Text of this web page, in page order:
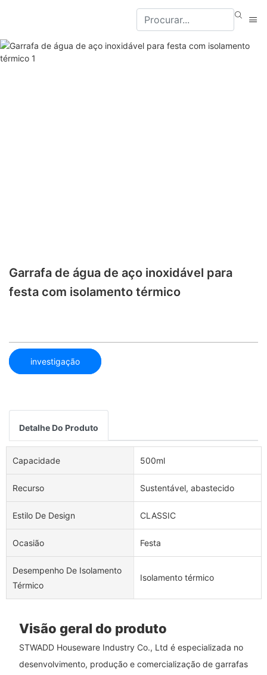
Garrafa de água de aço inoxidável para
festa com isolamento térmico
investigação
Detalhe Do Produto
Capacidade 500ml
Recurso Sustentável, abastecido
Estilo De Design CLASSIC
Ocasião Festa
Desempenho De Isolamento
Térmico
Isolamento térmico
Visão geral do produto
STWADD Houseware Industry Co., Ltd é especializada no
desenvolvimento, produção e comercialização de garrafas